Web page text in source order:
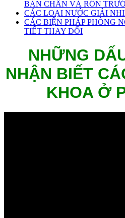
BÀN CHÂN VÀ RỐN
CÁC LOẠI NƯỚC GIẢI
CÁC BIỆN PHÁP PHÒNG
TIẾT THAY ĐỔI
NHỮNG
NHẬN BIẾT
KHOA Ở